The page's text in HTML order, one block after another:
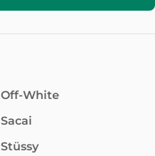
Off-White
Sacai
Stüssy